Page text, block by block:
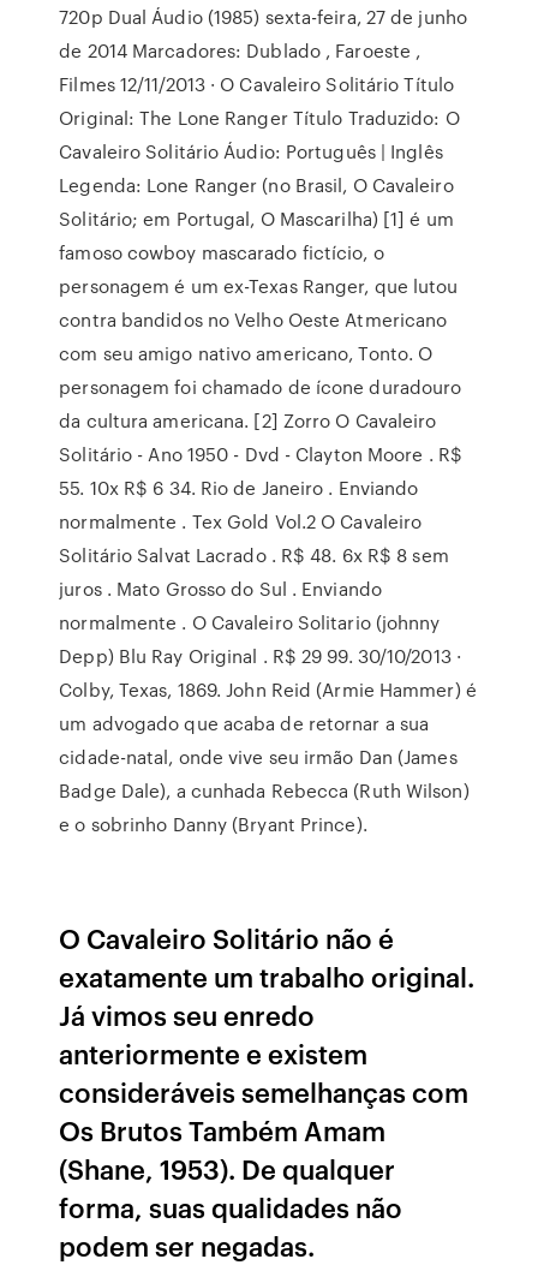
720p Dual Áudio (1985) sexta-feira, 27 de junho
de 2014 Marcadores: Dublado , Faroeste ,
Filmes 12/11/2013 · O Cavaleiro Solitário Título
Original: The Lone Ranger Título Traduzido: O
Cavaleiro Solitário Áudio: Português | Inglês
Legenda: Lone Ranger (no Brasil, O Cavaleiro
Solitário; em Portugal, O Mascarilha) [1] é um
famoso cowboy mascarado fictício, o
personagem é um ex-Texas Ranger, que lutou
contra bandidos no Velho Oeste Atmericano
com seu amigo nativo americano, Tonto. O
personagem foi chamado de ícone duradouro
da cultura americana. [2] Zorro O Cavaleiro
Solitário - Ano 1950 - Dvd - Clayton Moore . R$
55. 10x R$ 6 34. Rio de Janeiro . Enviando
normalmente . Tex Gold Vol.2 O Cavaleiro
Solitário Salvat Lacrado . R$ 48. 6x R$ 8 sem
juros . Mato Grosso do Sul . Enviando
normalmente . O Cavaleiro Solitario (johnny
Depp) Blu Ray Original . R$ 29 99. 30/10/2013 ·
Colby, Texas, 1869. John Reid (Armie Hammer) é
um advogado que acaba de retornar a sua
cidade-natal, onde vive seu irmão Dan (James
Badge Dale), a cunhada Rebecca (Ruth Wilson)
e o sobrinho Danny (Bryant Prince).
O Cavaleiro Solitário não é
exatamente um trabalho original.
Já vimos seu enredo
anteriormente e existem
consideráveis semelhanças com
Os Brutos Também Amam
(Shane, 1953). De qualquer
forma, suas qualidades não
podem ser negadas.